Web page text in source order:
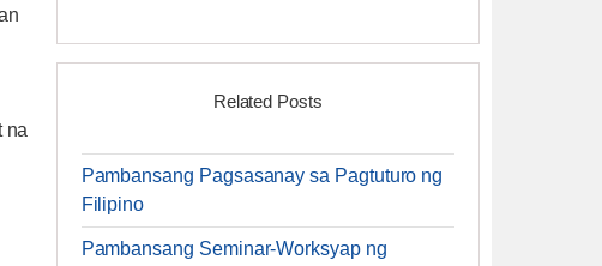
na
Related Posts
Pambansang Pagsasanay sa Pagtuturo ng
Filipino
Pambansang Seminar-Worksyap ng